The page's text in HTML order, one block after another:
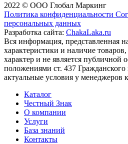
2022 © ООО Глобал Маркинг
Политика конфиденциальности
персональных данных
Разработка сайта: ChakaLaka.ru
Вся информация, представленная
характеристики и наличие
характер и не является публичной
положениями ст. 437
актуальные условия у менеджеров
Каталог
Честный Знак
О компании
Услуги
База знаний
Контакты